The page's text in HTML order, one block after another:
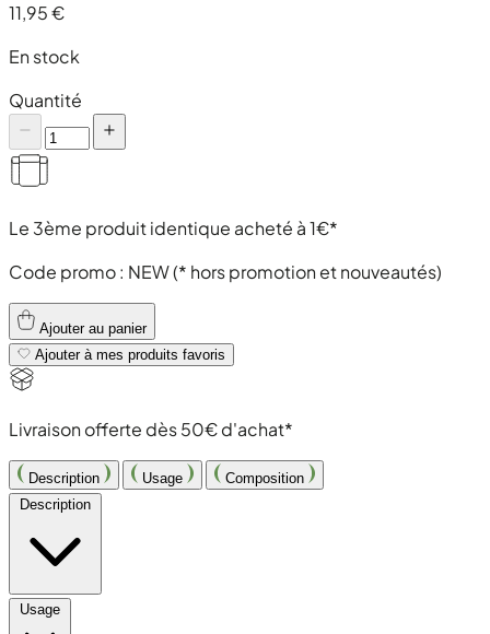
11,95 €
En stock
Quantité
Le 3ème produit identique acheté à 1€*
Code promo : NEW(* hors promotion et nouveautés)
Ajouter au panier
Ajouter à mes produits favoris
Livraison offerte dès 50€ d'achat*
Description Usage
Composition
Description
Usage